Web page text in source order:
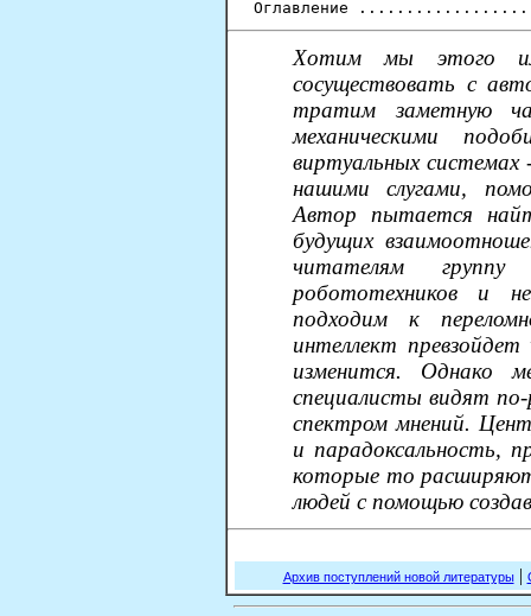
Хотим мы этого
сосуществовать с
тратим заметную
механическими
виртуальных
нашими слугами,
Автор пытается
будущих
читателям группу
робототехников и
подходим к
интеллект
изменится. Однако
специалисты видят
спектром мнений.
и парадоксальность,
которые то
людей с помощью
Архив поступлений новой литературы|